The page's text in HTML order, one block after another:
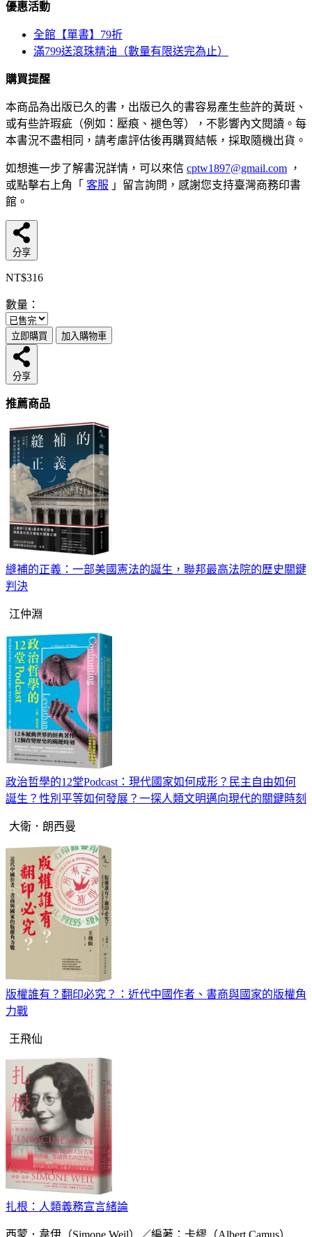
優惠活動
全館【單書】79折
滿799送滾珠精油（數量有限送完為止）
購買提醒
本商品為出版已久的書，出版已久的書容易產生些許的黃斑、
或有些許瑕疵（例如：壓痕、褪色等），不影響內文閱讀。每
本書況不盡相同，請考慮評估後再購買結帳，採取隨機出貨。
如想進一步了解書況詳情，可以來信 cptw1897@gmail.com ，
或點擊右上角「 客服 」留言詢問，感謝您支持臺灣商務印書
館。
分享
NT$316
數量：
立即購買 加入購物車
分享
推薦商品
縫補的正義：一部美國憲法的誕生，聯邦最高法院的歷史關鍵
判決
江仲淵
政治哲學的12堂Podcast：現代國家如何成形？民主自由如何
誕生？性別平等如何發展？一探人類文明邁向現代的關鍵時刻
大衛．朗西曼
版權誰有？翻印必究？：近代中國作者、書商與國家的版權角
力戰
王飛仙
扎根：人類義務宣言緒論
西蒙．韋伊（Simone Weil）／編著：卡繆（Albert Camus）